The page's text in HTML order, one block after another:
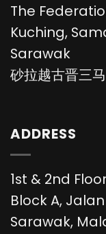
The
Kuching,
Sarawak
砂拉越古晋三
ADDRESS
1st & 2nd
Block A,
Sarawak,